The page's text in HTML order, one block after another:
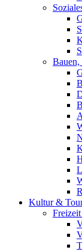
Kultur &